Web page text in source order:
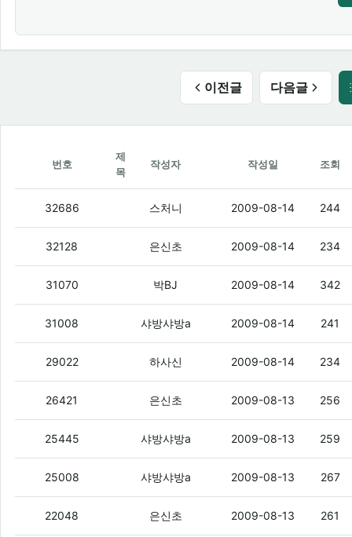
이전글 다음글
번호
제
목
작성자 작성일 조회
32686 저녁으로 뼈다구해장국하고 설렁탕중 뭐
스처니 2009-08-14 244
32128 중복조회 체크를
은신초 2009-08-14 234
31070 내가말이야 졸린데말이야(2)
박BJ 2009-08-14 342
31008 우리 오덕 게시판에 (2)
샤방샤방a 2009-08-14 241
29022 똑딱이디카 리뷰 많은곳 추천점.... (4)
하사신 2009-08-14 234
26421 게시판 글 쌀 때
은신초 2009-08-13 256
25445 형아 나 질문있어요-_-.(8)
샤방샤방a 2009-08-13 259
25008 궁금해요 +_+/
샤방샤방a 2009-08-13 267
22048 레벨 오르면 뭐가 좋음?(7)
은신초 2009-08-13 261